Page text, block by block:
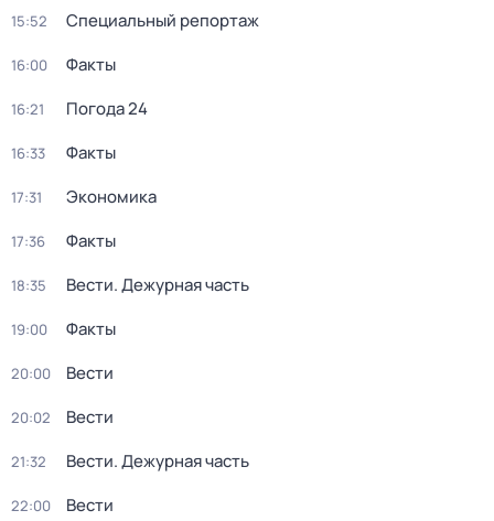
15:52 Специальный репортаж
16:00 Факты
16:21 Погода 24
16:33 Факты
17:31 Экономика
17:36 Факты
18:35 Вести. Дежурная часть
19:00 Факты
20:00 Вести
20:02 Вести
21:32 Вести. Дежурная часть
22:00 Вести